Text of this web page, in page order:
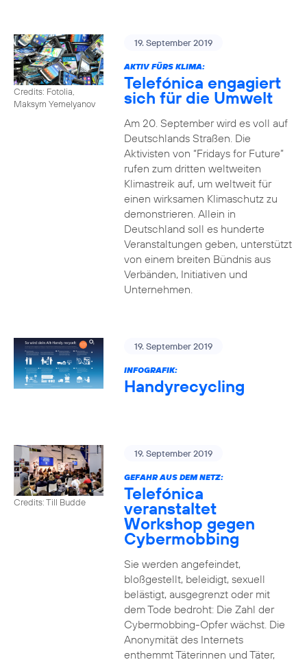
Credits: Fotolia,
Maksym Yemelyanov
19. September 2019
AKTIV FÜRS KLIMA:
Telefónica engagiert
sich für die Umwelt
Am 20. September wird es voll auf
Deutschlands Straßen. Die
Aktivisten von “Fridays for Future”
rufen zum dritten weltweiten
Klimastreik auf, um weltweit für
einen wirksamen Klimaschutz zu
demonstrieren. Allein in
Deutschland soll es hunderte
Veranstaltungen geben, unterstützt
von einem breiten Bündnis aus
Verbänden, Initiativen und
Unternehmen.
19. September 2019
INFOGRAFIK:
Handyrecycling
Credits: Till Budde
19. September 2019
GEFAHR AUS DEM NETZ:
Telefónica
veranstaltet
Workshop gegen
Cybermobbing
Sie werden angefeindet,
bloßgestellt, beleidigt, sexuell
belästigt, ausgegrenzt oder mit
dem Tode bedroht: Die Zahl der
Cybermobbing-Opfer wächst. Die
Anonymität des Internets
enthemmt Täterinnen und Täter,